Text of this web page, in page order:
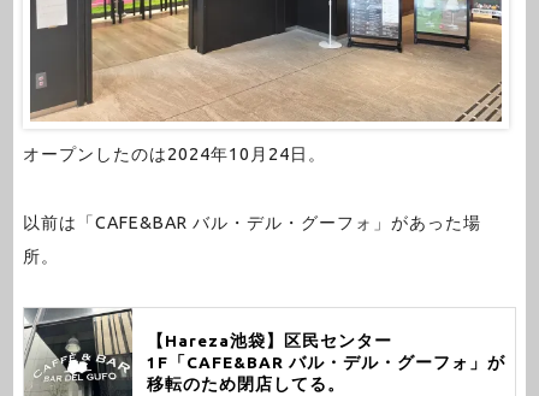
オープンしたのは2024年10月24日。
以前は「CAFE&BAR バル・デル・グーフォ」があった場
所。
【Hareza池袋】区民センター
1F「CAFE&BAR バル・デル・グーフォ」が
移転のため閉店してる。